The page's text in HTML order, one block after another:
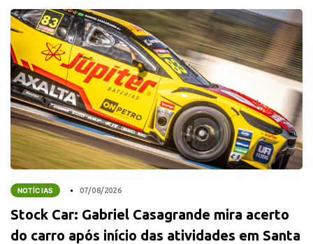
NOTÍCIAS 07/08/2026
Stock Car: Gabriel Casagrande mira acerto
do carro após início das atividades em Santa